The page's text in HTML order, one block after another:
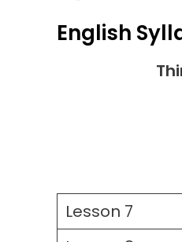
English
Lesson 7